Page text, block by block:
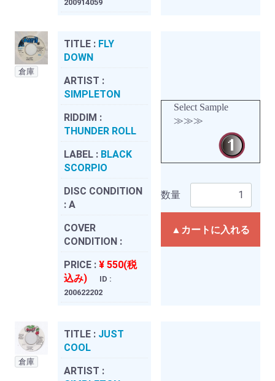
200914059
倉庫
TITLE : FLY
DOWN
ARTIST :
SIMPLETON
RIDDIM :
THUNDER ROLL
LABEL : BLACK
SCORPIO
DISC CONDITION
: A
COVER
CONDITION :
PRICE : ¥ 550(税
込み)
ID :
200622202
Select Sample
≫≫≫
数量
▲カートに入れる
倉庫
TITLE : JUST
COOL
ARTIST :